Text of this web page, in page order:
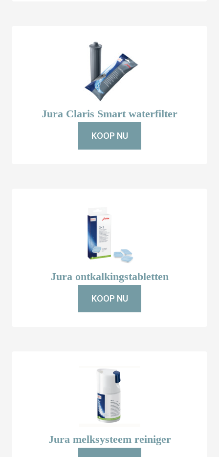
Jura Claris Smart waterfilter
KOOP NU
Jura ontkalkingstabletten
KOOP NU
Jura melksysteem reiniger